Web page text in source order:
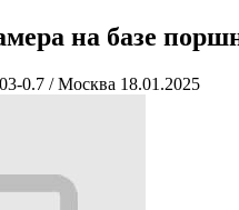
на базе
0.7 / Москва 18.01.2025